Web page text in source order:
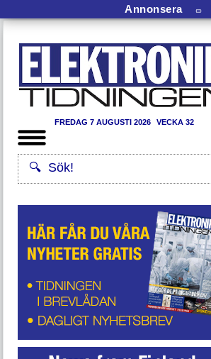
Annonsera ⏛
FREDAG 7 AUGUSTI 2026 VECKA 32